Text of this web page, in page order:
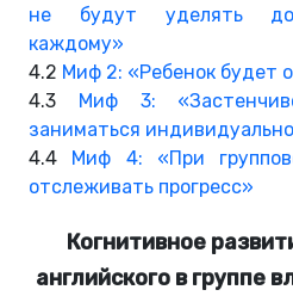
не будут уделять
каждому»
4.2 Миф 2: «Ребенок будет
4.3
Миф 3:
заниматься
4.4 Миф 4: «При
отслеживать прогресс»
Когнитивное
английского в группе